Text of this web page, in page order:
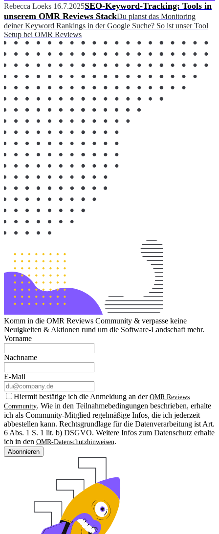
Rebecca Loeks 16.7.2025SEO-Keyword-Tracking: Tools in
unserem OMR Reviews StackDu planst das Monitoring
deiner Keyword Rankings in der Google Suche? So ist unser Tool
Setup bei OMR Reviews
Komm in die OMR Reviews Community & verpasse keine
Neuigkeiten & Aktionen rund um die Software-Landschaft mehr.
Vorname
Nachname
E-Mail
Hiermit bestätige ich die Anmeldung an der OMR Reviews
Community. Wie in den Teilnahmebedingungen beschrieben, erhalte
ich als Community-Mitglied regelmäßige Infos, die ich jederzeit
abbestellen kann. Rechtsgrundlage für die Datenverarbeitung ist Art.
6 Abs. 1 S. 1 lit. b) DSGVO. Weitere Infos zum Datenschutz erhalte
ich in den OMR-Datenschutzhinweisen.
Abonnieren